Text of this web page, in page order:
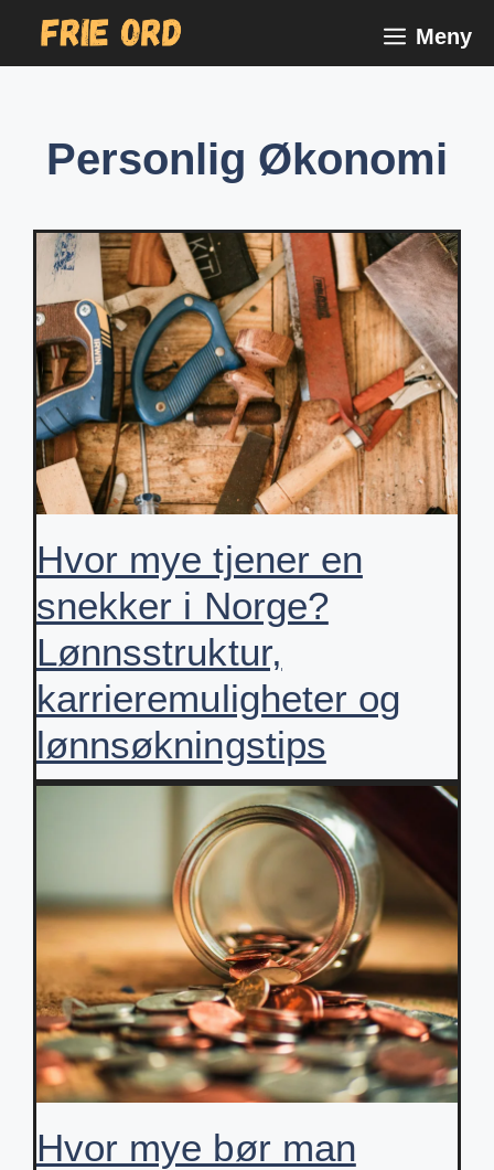
Meny
Personlig Økonomi
Hvor mye tjener en
snekker i Norge?
Lønnsstruktur,
karrieremuligheter og
lønnsøkningstips
Hvor mye bør man